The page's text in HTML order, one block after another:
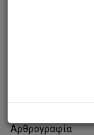
Αρθρογραφία